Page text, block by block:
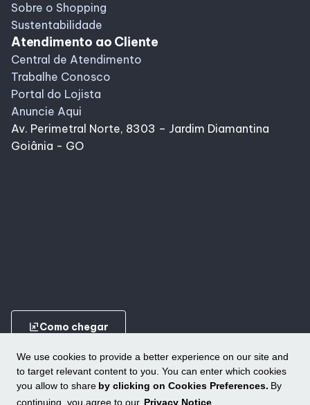
We use cookies to provide a better experience on our site and
to target relevant content to you. You can enter which cookies
you allow to share by clicking on Cookies Preferences. By
continuing, you agree to our Privacy Notice
Sobre o Shopping
Sustentabilidade
Atendimento ao Cliente
Central de Atendimento
Trabalhe Conosco
Portal do Lojista
Anuncie Aqui
Av. Perimetral Norte, 8303 – Jardim Diamantina
Goiânia - GO
ungroupComo chegar